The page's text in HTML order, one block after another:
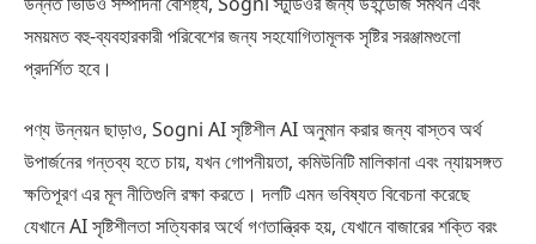
সময়মত বহু-ব্যবহারকারী পরিবেশের জন্য সহযোগিতামূলক সৃষ্টির সরঞ্জামগুলো
প্রদর্শিত হবে।
পণ্য উন্নয়ন ছাড়াও, Sogni AI সৃষ্টিশীল AI অনুমান করার জন্য বাস্তব অর্থ
উপার্জনের গন্তব্য হতে চায়, যখন গোপনীয়তা, কমিউনিটি মালিকানা এবং ন্যায়সঙ্গত
ক্ষতিপূরণ এর মূল নীতিগুলি রক্ষা করতে। দলটি এমন ভবিষ্যত বিবেচনা করেছে
যেখানে AI সৃষ্টিশীলতা সত্যিকার অর্থে গণতান্ত্রিক হয়, যেখানে বাজারের শক্তি বরং